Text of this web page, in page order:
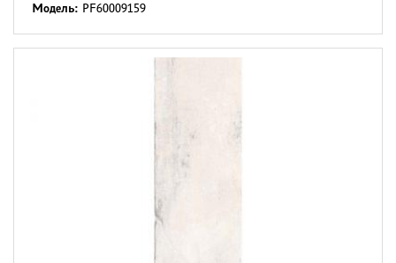
Модель: PF60009159